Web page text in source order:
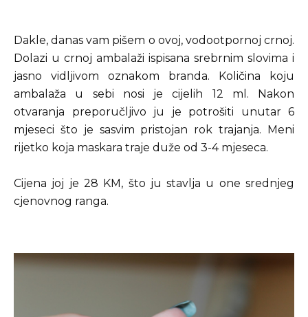
Dakle, danas vam pišem o ovoj, vodootpornoj crnoj.
Dolazi u crnoj ambalaži ispisana srebrnim slovima i
jasno vidljivom oznakom branda. Količina koju
ambalaža u sebi nosi je cijelih 12 ml. Nakon
otvaranja preporučljivo ju je potrošiti unutar 6
mjeseci što je sasvim pristojan rok trajanja. Meni
rijetko koja maskara traje duže od 3-4 mjeseca.
Cijena joj je 28 KM, što ju stavlja u one srednjeg
cjenovnog ranga.